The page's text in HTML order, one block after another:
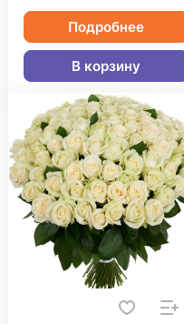
Подробнее
В корзину